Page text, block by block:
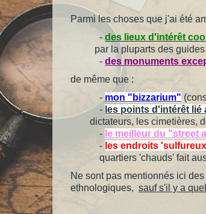
Parmi les choses que j'ai été
- des lieux d'intérêt
par la pluparts des guides
- des monuments
de même que :
- mon "bizzarium"
- les points d'intérêt
dictateurs, les cimetières,
- le meilleur du "street
- les endroits
quartiers 'chauds' fait aussi
Ne sont pas mentionnés ici
ethnologiques, sauf s'il y a